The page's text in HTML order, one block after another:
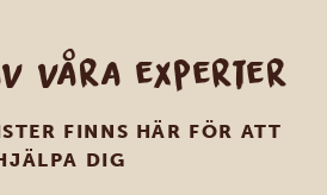
våra experter
FINNS HÄR FÖR ATT
DIG